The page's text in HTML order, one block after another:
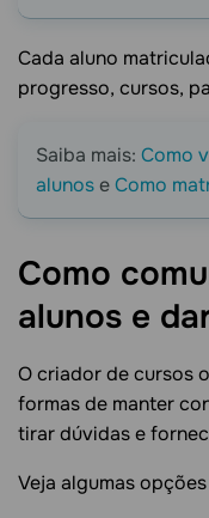
Cada aluno
progresso, cursos,
Saiba mais: Como
alunoseComo
Como
alunos e
O criador de cursos
formas de manter
tirar dúvidas e
Veja algumas